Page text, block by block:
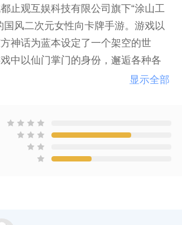
都止观互娱科技有限公司旗下“涂山工
国风二次元女性向卡牌手游。游戏以
方神话为蓝本设定了一个架空的世
中以仙门掌门的身份，邂逅各种各
显示全部